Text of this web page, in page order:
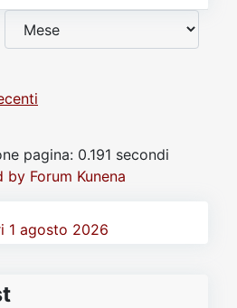
pagina: 0.191 secondi
by Forum Kunena
1 agosto 2026